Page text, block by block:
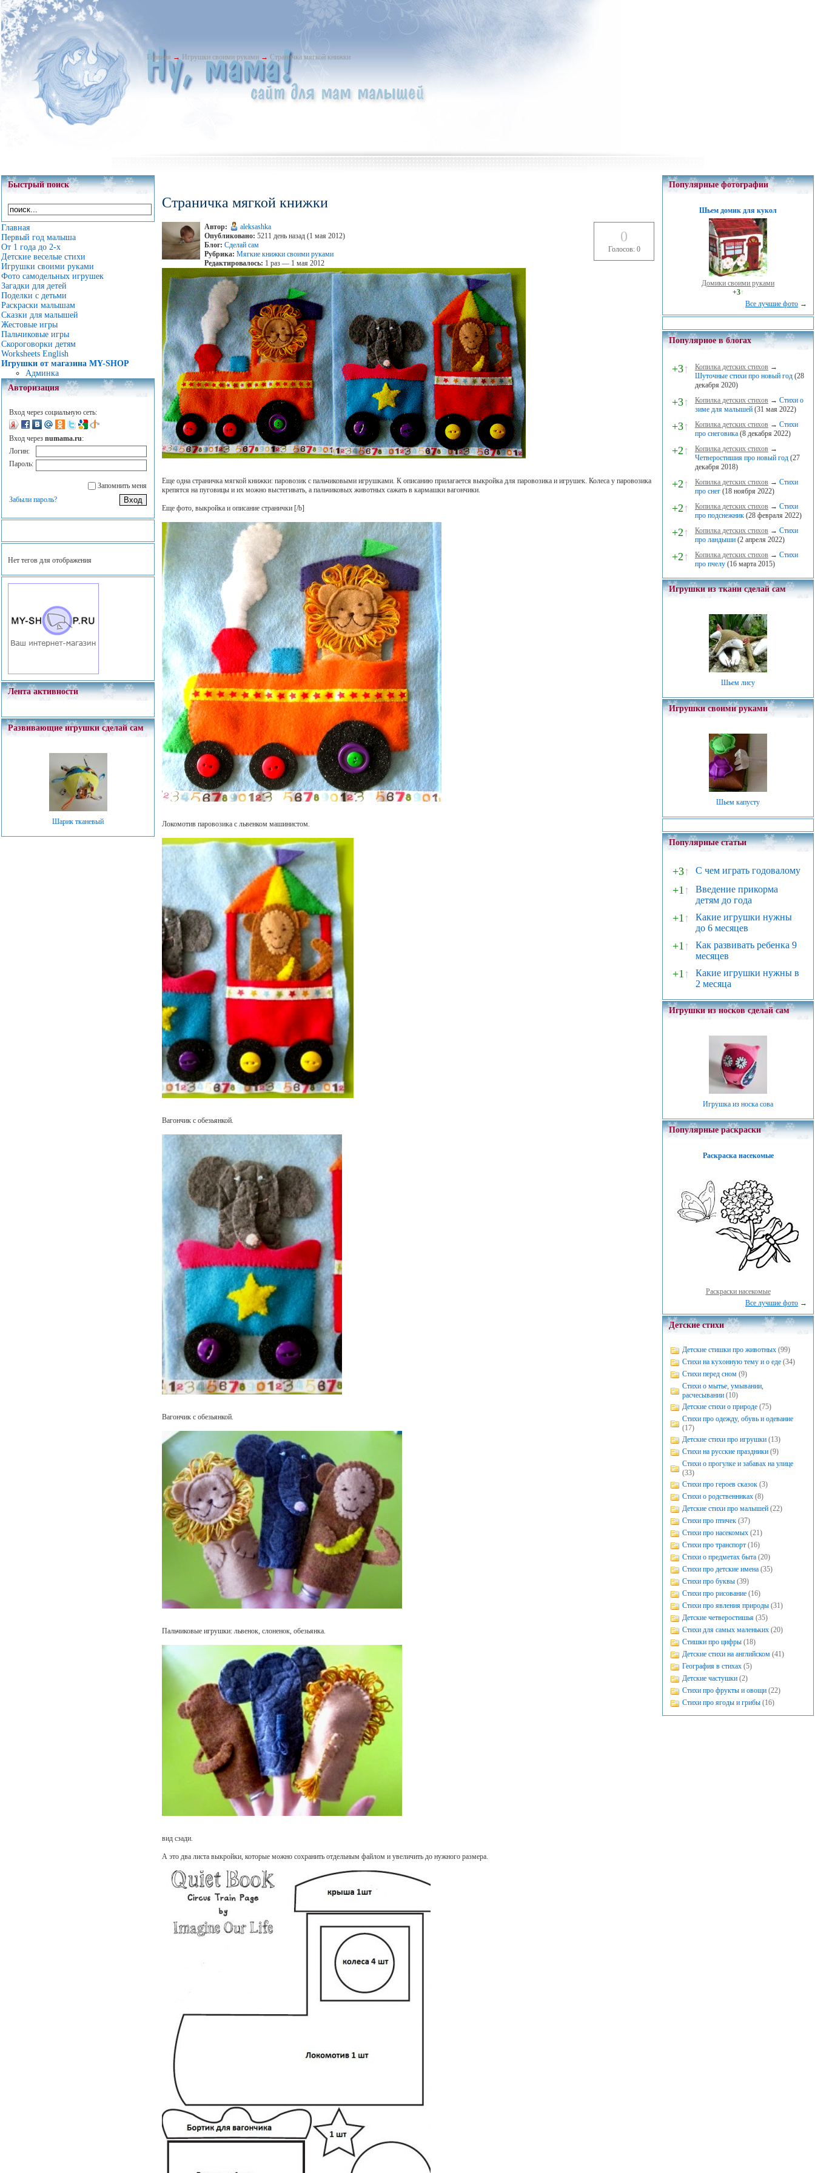
Главная → Игрушки своими руками → Страничка мягкой книжки
Быстрый поиск
Главная
Первый год малыша
От 1 года до 2-х
Детские веселые стихи
Игрушки своими руками
Фото самодельных игрушек
Загадки для детей
Поделки с детьми
Раскраски малышам
Сказки для малышей
Жестовые игры
Пальчиковые игры
Скороговорки детям
Worksheets English
Игрушки от магазина MY-SHOP
Админка
Авторизация
Вход через социальную сеть:
Вход через numama.ru:
Логин:
Пароль:
Запомнить меня
Забыли пароль?
Нет тегов для отображения
Лента активности
Развивающие игрушки сделай сам
Шарик тканевый
Страничка мягкой книжки
Автор:
aleksashka
Опубликовано: 5211 день назад (1 мая 2012)
Блог: Сделай сам
Рубрика: Мягкие книжки своими руками
Редактировалось: 1 раз — 1 мая 2012
0
Голосов: 0
Еще одна страничка мягкой книжки: паровозик с пальчиковыми игрушками. К описанию прилагается выкройка для паровозика и игрушек. Колеса у паровозика
крепятся на пуговицы и их можно выстегивать, а пальчиковых животных сажать в кармашки вагончики.
Еще фото, выкройка и описание странички [/b]
Локомотив паровозика с львенком машинистом.
Вагончик с обезьянкой.
Вагончик с обезьянкой.
Пальчиковые игрушки: львенок, слоненок, обезьянка.
вид сзади.
А это два листа выкройки, которые можно сохранить отдельным файлом и увеличить до нужного размера.
Популярные фотографии
Шьем домик для кукол
Домики своими руками
+3↑
Все лучшие фото →
Популярное в блогах
+3↑ Копилка детских стихов →
Шуточные стихи про новый год (28
декабря 2020)
+3↑ Копилка детских стихов → Стихи о
зиме для малышей (31 мая 2022)
+3↑ Копилка детских стихов → Стихи
про снеговика (8 декабря 2022)
+2↑ Копилка детских стихов →
Четверостишия про новый год (27
декабря 2018)
+2↑ Копилка детских стихов → Стихи
про снег (18 ноября 2022)
+2↑ Копилка детских стихов → Стихи
про подснежник (28 февраля 2022)
+2↑ Копилка детских стихов → Стихи
про ландыши (2 апреля 2022)
+2↑ Копилка детских стихов → Стихи
про пчелу (16 марта 2015)
Игрушки из ткани сделай сам
Шьем лису
Игрушки своими руками
Шьем капусту
Популярные статьи
+3↑ С чем играть годовалому
+1↑
Введение прикорма
детям до года
+1↑
Какие игрушки нужны
до 6 месяцев
+1↑
Как развивать ребенка 9
месяцев
+1↑
Какие игрушки нужны в
2 месяца
Игрушки из носков сделай сам
Игрушка из носка сова
Популярные раскраски
Раскраска насекомые
Раскраски насекомые
Все лучшие фото →
Детские стихи
Детские стишки про животных (99)
Стихи на кухонную тему и о еде (34)
Стихи перед сном (9)
Стихи о мытье, умывании,
расчесывании (10)
Детские стихи о природе (75)
Стихи про одежду, обувь и одевание
(17)
Детские стихи про игрушки (13)
Стихи на русские праздники (9)
Стихи о прогулке и забавах на улице
(33)
Стихи про героев сказок (3)
Стихи о родственниках (8)
Детские стихи про малышей (22)
Стихи про птичек (37)
Стихи про насекомых (21)
Стихи про транспорт (16)
Стихи о предметах быта (20)
Стихи про детские имена (35)
Стихи про буквы (39)
Стихи про рисование (16)
Стихи про явления природы (31)
Детские четверостишья (35)
Стихи для самых маленьких (20)
Стишки про цифры (18)
Детские стихи на английском (41)
География в стихах (5)
Детские частушки (2)
Стихи про фрукты и овощи (22)
Стихи про ягоды и грибы (16)